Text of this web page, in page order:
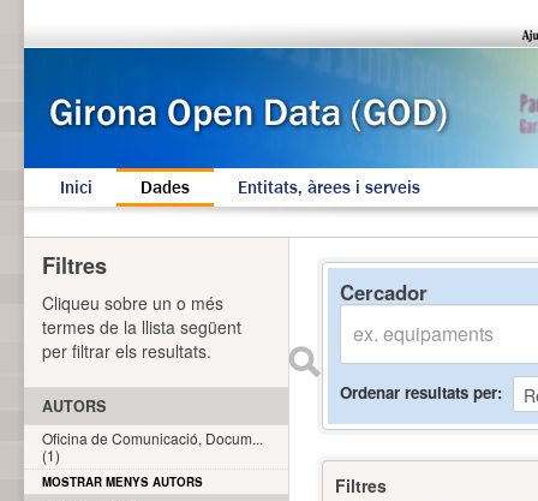
Inici Dades Entitats, àrees i serveis
Cercador
Ordenar resultats per
Filtres
Filtres
Cliqueu sobre un o més
termes de la llista següent
per filtrar els resultats.
AUTORS
Oficina de Comunicació, Docum...
(1)
MOSTRAR MENYS AUTORS